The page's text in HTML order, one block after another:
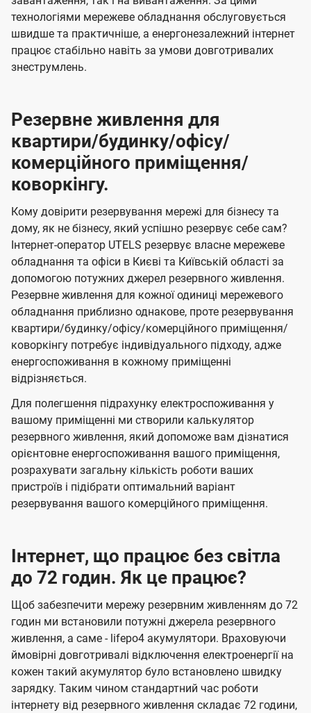
технологіями мережеве обладнання обслуговується
швидше та практичніше, а енергонезалежний інтернет
працює стабільно навіть за умови довготривалих
знеструмлень.
Резервне живлення для
квартири/будинку/офісу/
комерційного приміщення/
коворкінгу.
Кому довірити резервування мережі для бізнесу та
дому, як не бізнесу, який успішно резервує себе сам?
Інтернет-оператор UTELS резервує власне мережеве
обладнання та офіси в Києві та Київській області за
допомогою потужних джерел резервного живлення.
Резервне живлення для кожної одиниці мережевого
обладнання приблизно однакове, проте резервування
квартири/будинку/офісу/комерційного приміщення/
коворкінгу потребує індивідуального підходу, адже
енергоспоживання в кожному приміщенні
відрізняється.
Для полегшення підрахунку електроспоживання у
вашому приміщенні ми створили калькулятор
резервного живлення, який допоможе вам дізнатися
орієнтовне енергоспоживання вашого приміщення,
розрахувати загальну кількість роботи ваших
пристроїв і підібрати оптимальний варіант
резервування вашого комерційного приміщення.
Інтернет, що працює без світла
до 72 годин. Як це працює?
Щоб забезпечити мережу резервним живленням до 72
годин ми встановили потужні джерела резервного
живлення, а саме - lifepo4 акумулятори. Враховуючи
ймовірні довготривалі відключення електроенергії на
кожен такий акумулятор було встановлено швидку
зарядку. Таким чином стандартний час роботи
інтернету від резервного живлення складає 72 години,